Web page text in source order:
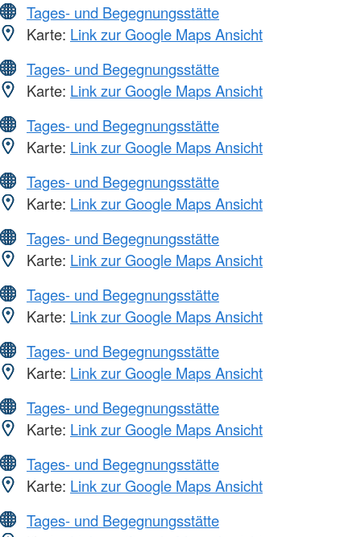
Tages- und Begegnungsstätte
Karte: Link zur Google Maps Ansicht
Tages- und Begegnungsstätte
Karte: Link zur Google Maps Ansicht
Tages- und Begegnungsstätte
Karte: Link zur Google Maps Ansicht
Tages- und Begegnungsstätte
Karte: Link zur Google Maps Ansicht
Tages- und Begegnungsstätte
Karte: Link zur Google Maps Ansicht
Tages- und Begegnungsstätte
Karte: Link zur Google Maps Ansicht
Tages- und Begegnungsstätte
Karte: Link zur Google Maps Ansicht
Tages- und Begegnungsstätte
Karte: Link zur Google Maps Ansicht
Tages- und Begegnungsstätte
Karte: Link zur Google Maps Ansicht
Tages- und Begegnungsstätte